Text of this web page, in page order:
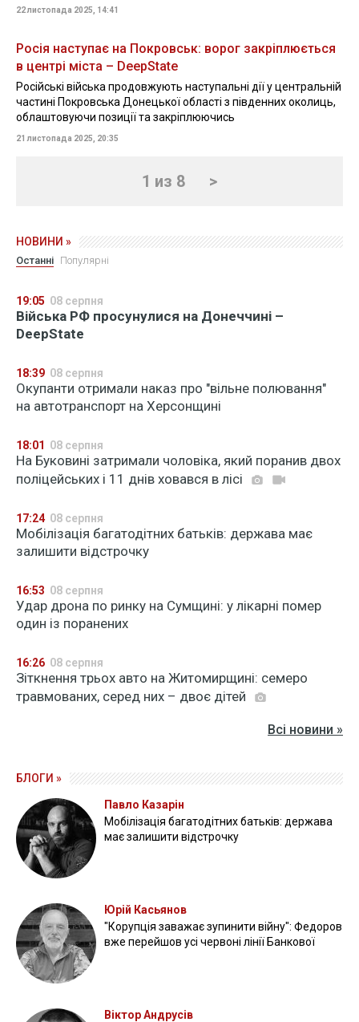
22 листопада 2025, 14:41
Росія наступає на Покровськ: ворог закріплюється
в центрі міста – DeepState
Російські війська продовжують наступальні дії у центральній
частині Покровська Донецької області з південних околиць,
облаштовуючи позиції та закріплюючись
21 листопада 2025, 20:35
1 из 8 >
НОВИНИ »
Останні Популярні
19:05 08 серпня
Війська РФ просунулися на Донеччині –
DeepState
18:39 08 серпня
Окупанти отримали наказ про "вільне полювання"
на автотранспорт на Херсонщині
18:01 08 серпня
На Буковині затримали чоловіка, який поранив двох
поліцейських і 11 днів ховався в лісі
17:24 08 серпня
Мобілізація багатодітних батьків: держава має
залишити відстрочку
16:53 08 серпня
Удар дрона по ринку на Сумщині: у лікарні помер
один із поранених
16:26 08 серпня
Зіткнення трьох авто на Житомирщині: семеро
травмованих, серед них – двоє дітей
Всі новини »
БЛОГИ »
Павло Казарін
Мобілізація багатодітних батьків: держава
має залишити відстрочку
Юрій Касьянов
"Корупція заважає зупинити війну": Федоров
вже перейшов усі червоні лінії Банкової
Віктор Андрусів